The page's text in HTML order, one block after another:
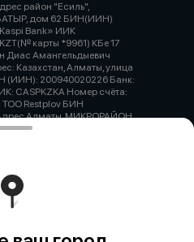
район "Есиль",
дом 62 БИН(ИИН)
Bank» ИИК
карты *9961) КБе 17
Диас Амангельдыевич
Казахстан, Алматы, улица
(ИИН): 200940020226 Банк:
CASPKZKA Номер счёта:
ТОО Restplov БИН
Адрес Алматы, МИКРОРАЙОН
дом 36 БИН(ИИН)
ядре